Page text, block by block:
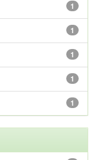
1
1
1
1
1